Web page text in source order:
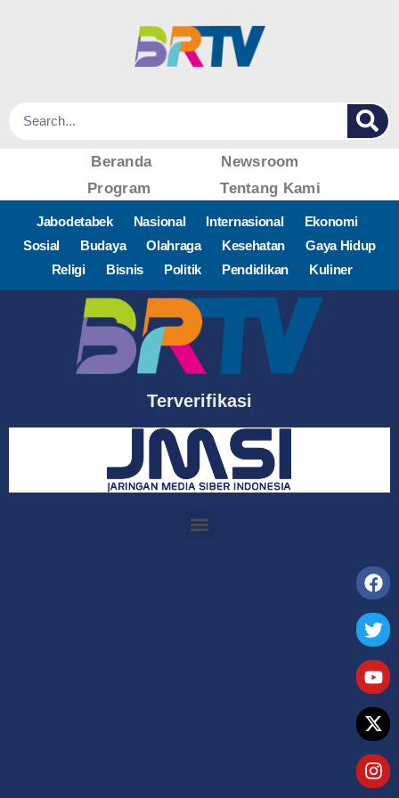
Beranda
Newsroom
Program
Tentang Kami
Jabodetabek Nasional Internasional
Ekonomi
Sosial
Budaya Olahraga Kesehatan
Gaya Hidup
Religi
Bisnis Politik Pendidikan Kuliner
Terverifikasi